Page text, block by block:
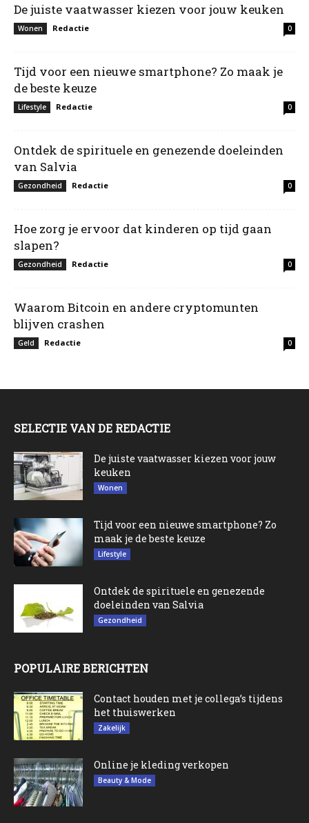
De juiste vaatwasser kiezen voor jouw keuken
Wonen Redactie 0
Tijd voor een nieuwe smartphone? Zo maak je
de beste keuze
Lifestyle Redactie 0
Ontdek de spirituele en genezende doeleinden
van Salvia
Gezondheid Redactie 0
Hoe zorg je ervoor dat kinderen op tijd gaan
slapen?
Gezondheid Redactie 0
Waarom Bitcoin en andere cryptomunten
blijven crashen
Geld Redactie 0
SELECTIE VAN DE REDACTIE
De juiste vaatwasser kiezen voor jouw
keuken
Wonen
Tijd voor een nieuwe smartphone? Zo
maak je de beste keuze
Lifestyle
Ontdek de spirituele en genezende
doeleinden van Salvia
Gezondheid
POPULAIRE BERICHTEN
Contact houden met je collega’s tijdens
het thuiswerken
Zakelijk
Online je kleding verkopen
Beauty & Mode